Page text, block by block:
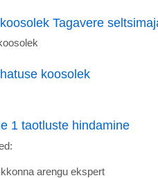
Tagavere
koosolek
1 taotluste hindamine
arengu ekspert